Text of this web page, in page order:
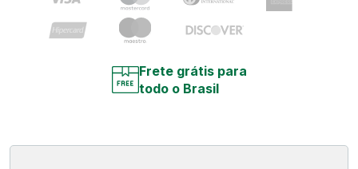
Frete grátis para
todo o Brasil